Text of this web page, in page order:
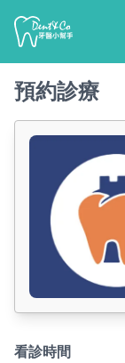
預約診療
看診時間